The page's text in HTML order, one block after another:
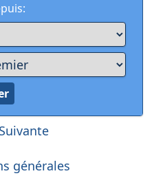
Suivante
générales